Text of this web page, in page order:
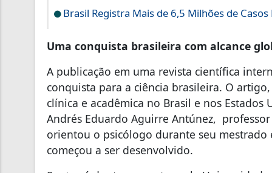
Brasil Registra Mais de 6,5 Milhões de
Uma conquista brasileira com alcance
A publicação em uma revista científica
conquista para a ciência brasileira. O
clínica e acadêmica no Brasil e nos
Andrés Eduardo Aguirre Antúnez,
orientou o psicólogo durante seu
começou a ser desenvolvido.